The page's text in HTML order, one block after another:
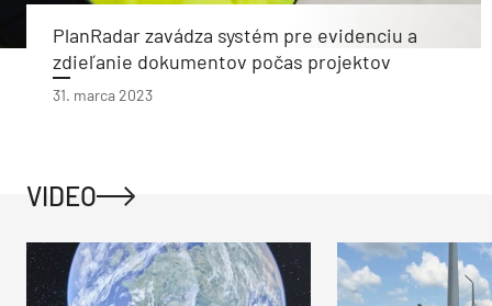
PlanRadar zavádza systém pre evidenciu a
zdieľanie dokumentov počas projektov
31. marca 2023
VIDEO